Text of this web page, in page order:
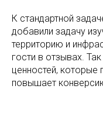
К стандартной
добавили задачу
территорию и
гости в отзывах.
ценностей,
повышает